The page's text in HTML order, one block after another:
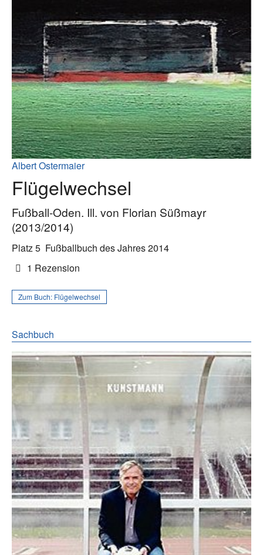
Albert Ostermaier
Flügelwechsel
Fußball-Oden. Ill. von Florian Süßmayr
(2013/2014)
Platz 5 Fußballbuch des Jahres 2014
1 Rezension
Zum Buch: Flügelwechsel
Sachbuch